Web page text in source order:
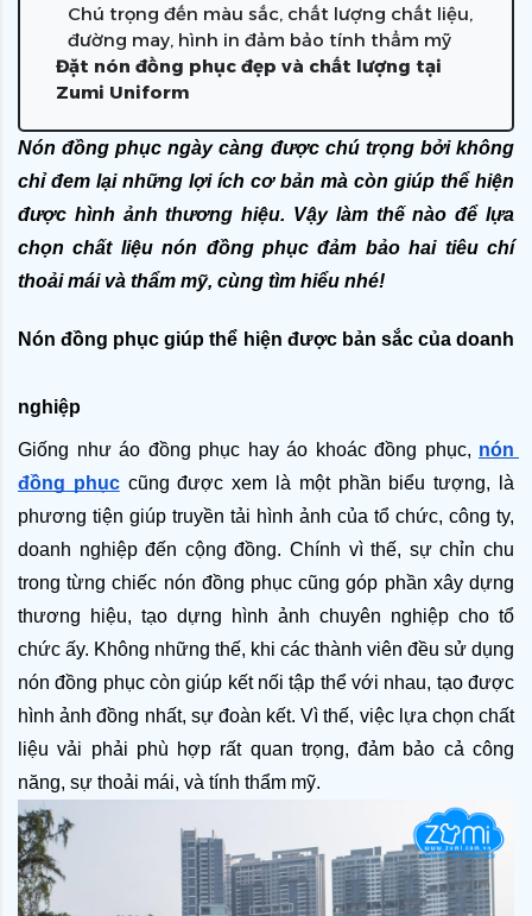
Chú trọng đến màu sắc, chất lượng chất liệu,
đường may, hình in đảm bảo tính thẩm mỹ
Đặt nón đồng phục đẹp và chất lượng tại
Zumi Uniform
Nón đồng phục ngày càng được chú trọng bởi không
chỉ đem lại những lợi ích cơ bản mà còn giúp thể hiện
được hình ảnh thương hiệu. Vậy làm thế nào để lựa
chọn chất liệu nón đồng phục đảm bảo hai tiêu chí
thoải mái và thẩm mỹ, cùng tìm hiểu nhé!
Nón đồng phục giúp thể hiện được bản sắc của doanh
nghiệp
Giống như áo đồng phục hay áo khoác đồng phục, nón
đồng phục cũng được xem là một phần biểu tượng, là
phương tiện giúp truyền tải hình ảnh của tổ chức, công ty,
doanh nghiệp đến cộng đồng. Chính vì thế, sự chỉn chu
trong từng chiếc nón đồng phục cũng góp phần xây dựng
thương hiệu, tạo dựng hình ảnh chuyên nghiệp cho tổ
chức ấy. Không những thế, khi các thành viên đều sử dụng
nón đồng phục còn giúp kết nối tập thể với nhau, tạo được
hình ảnh đồng nhất, sự đoàn kết. Vì thế, việc lựa chọn chất
liệu vải phải phù hợp rất quan trọng, đảm bảo cả công
năng, sự thoải mái, và tính thẩm mỹ.